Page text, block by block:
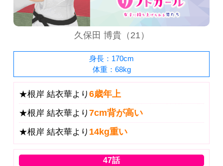
久保田 博貴（21）
身長：170cm
体重：68kg
★根岸 結衣華より6歳年上
★根岸 結衣華より7cm背が高い
★根岸 結衣華より 14kg重い
47話